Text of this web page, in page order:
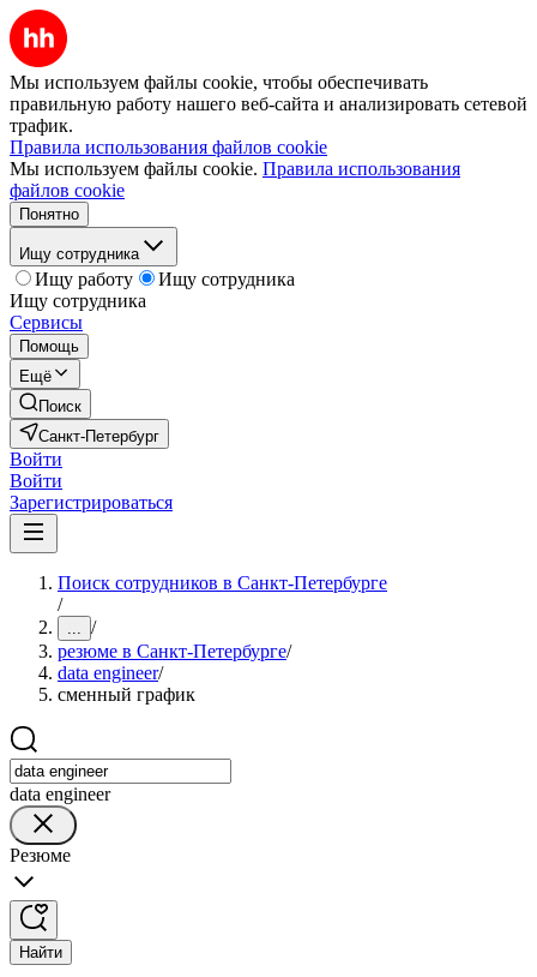
Мы используем файлы cookie, чтобы обеспечивать
правильную работу нашего веб-сайта и анализировать сетевой
трафик.
Правила использования файлов cookie
Мы используем файлы cookie. Правила использования
файлов cookie
Понятно
Ищу сотрудника
Ищу работу
Ищу сотрудника
Ищу сотрудника
Сервисы
Помощь
Ещё
Поиск
Санкт-Петербург
Войти
Войти
Зарегистрироваться
Поиск сотрудников в Санкт-Петербурге
/
... /
резюме в Санкт-Петербурге/
data engineer/
сменный график
data engineer
Резюме
Найти